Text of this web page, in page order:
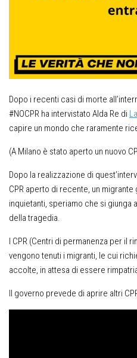
Dopo i recenti casi di morte
#NOCPR ha intervistato Alda Re di
capire un mondo che raramente
(A Milano è stato aperto un nuovo
Dopo la realizzazione di
CPR aperto di recente, un
inquietanti, speriamo che si giunga
della tragedia.
I CPR (Centri di permanenza per il
vengono tenuti i migranti, le cui
accolte, in attesa di essere
Il governo prevede di aprire altri